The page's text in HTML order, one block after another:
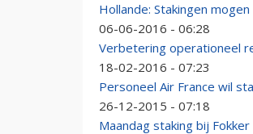
Hollande: Stakingen
06-06-2016 - 06:28
Verbetering operationeel
18-02-2016 - 07:23
Personeel Air France wil
26-12-2015 - 07:18
Maandag staking bij